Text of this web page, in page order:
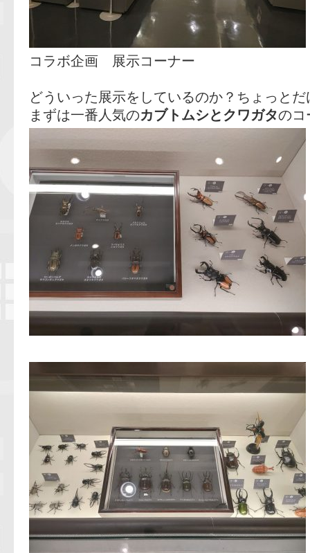
コラボ企画 展示コーナー
どういった展示をしているのか？ちょっと
まずは一番人気のカブトムシとクワガタのコ